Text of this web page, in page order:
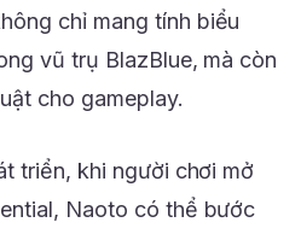
chỉ mang tính biểu
vũ trụ BlazBlue, mà còn
cho gameplay.
triển, khi người chơi mở
Naoto có thể bước